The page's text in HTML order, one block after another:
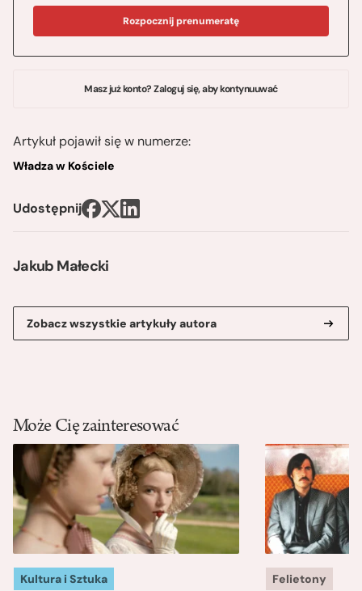
Jakub Małecki
Zobacz wszystkie artykuły autora
Rozpocznij prenumeratę
Masz już konto? Zaloguj się, aby kontynuuwać
Artykuł pojawił się w numerze:
Władza w Kościele
Udostępnij
Może Cię zainteresować
Kultura i Sztuka Felietony